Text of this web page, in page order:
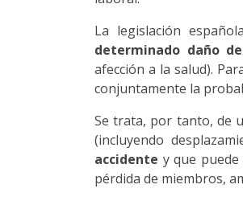
La legislación
determinado daño
afección a la salud).
conjuntamente la
Se trata, por tanto, de
(incluyendo
accidente y que
pérdida de miembros,